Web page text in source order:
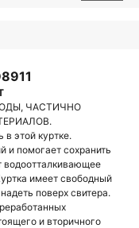
ЧАСТИЧНО
в этой куртке.
и помогает сохранить
водоотталкивающее
имеет свободный
поверх свитера.
и вторичного